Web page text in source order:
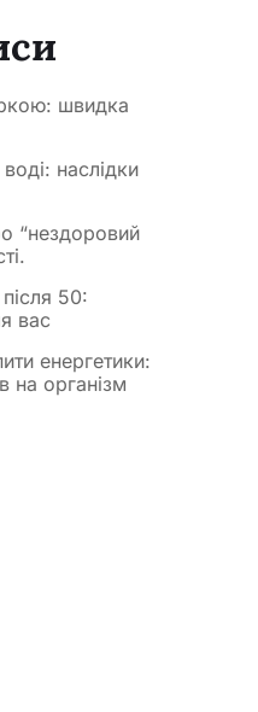
швидка
наслідки
“нездоровий
50:
вас
енергетики:
на організм